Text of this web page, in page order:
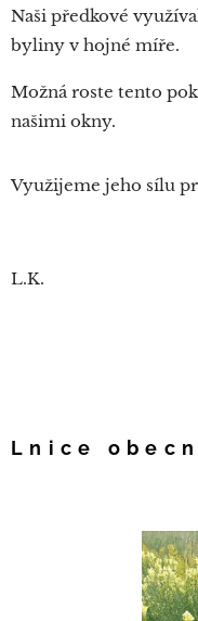
Naši předkové
byliny v hojné míře.
Možná roste tento
našimi okny.
Využijeme jeho sílu
L.K.
Lnice